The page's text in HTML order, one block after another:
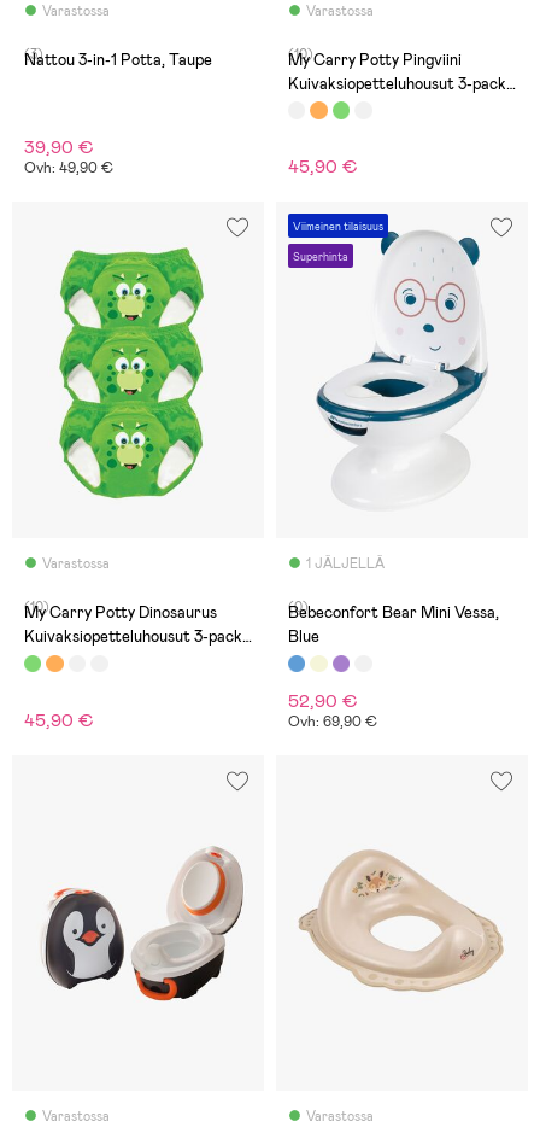
Varastossa
(3)
Nattou 3-in-1 Potta, Taupe
39,90 €
Ovh: 49,90 €
Varastossa
(10)
My Carry Potty Pingviini
Kuivaksiopetteluhousut 3-pack,
Valkoinen
45,90 €
Varastossa
(10)
My Carry Potty Dinosaurus
Kuivaksiopetteluhousut 3-pack,
Vihreä
45,90 €
Viimeinen tilaisuus
Superhinta
1 JÄLJELLÄ
(0)
Bebeconfort Bear Mini Vessa,
Blue
52,90 €
Ovh: 69,90 €
Varastossa Varastossa